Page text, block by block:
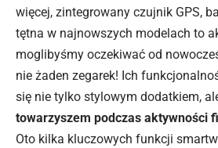
więcej, zintegrowany czujnik GPS,
tętna w najnowszych modelach to
moglibyśmy oczekiwać od
nie żaden zegarek! Ich
się nie tylko stylowym dodatkiem,
towarzyszem podczas aktywności
Oto kilka kluczowych funkcji